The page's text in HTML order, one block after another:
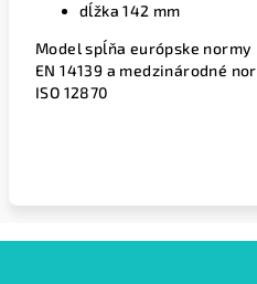
dĺžka 142 mm
Model spĺňa európske
EN 14139 a medzinárodné
ISO 12870